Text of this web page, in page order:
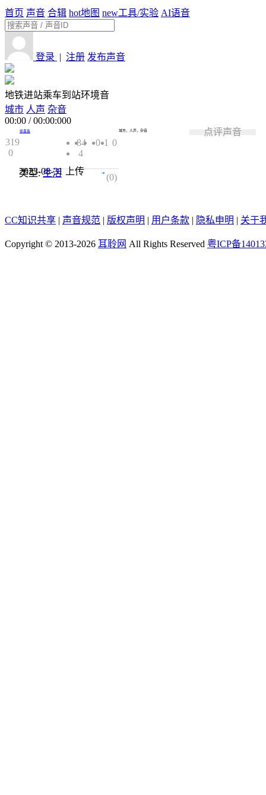
首页 声音 合辑 hot地图 new工具/实验 AI语音
登录 | 注册 发布声音
地铁进站乘车到站环境音
城市 人声 杂音
00:00 /00:00:000
319
0
徐墨鱼
84 0 1 0
4
2023-08-31上传
类型:生活 0.0
(0)
城市，人声，杂音 点评声音
CC知识共享 | 声音规范 | 版权声明 | 用户条款 | 隐私申明 | 关于
Copyright © 2013-2026 耳聆网 All Rights Reserved 粤ICP备